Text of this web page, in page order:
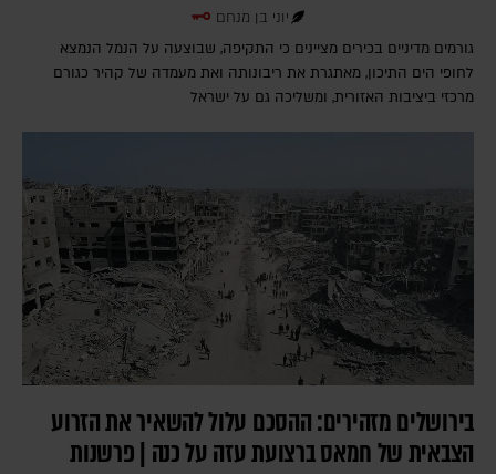
יוני בן מנחם
גורמים מדיניים בכירים מציינים כי התקיפה, שבוצעה על הנמל הנמצא
לחופי הים התיכון, מאתגרת את ריבונותה ואת מעמדה של קהיר כגורם
מרכזי ביציבות האזורית, ומשליכה גם על ישראל
בירושלים מזהירים: ההסכם עלול להשאיר את הזרוע
הצבאית של חמאס ברצועת עזה על כנה | פרשנות